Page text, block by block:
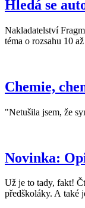
Hledá se
Nakladatelství
téma o rozsahu 10
Chemie,
"Netušila jsem, že
Novinka:
Už je to tady, fakt!
předškoláky. A také